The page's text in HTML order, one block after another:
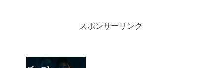
スポンサーリンク